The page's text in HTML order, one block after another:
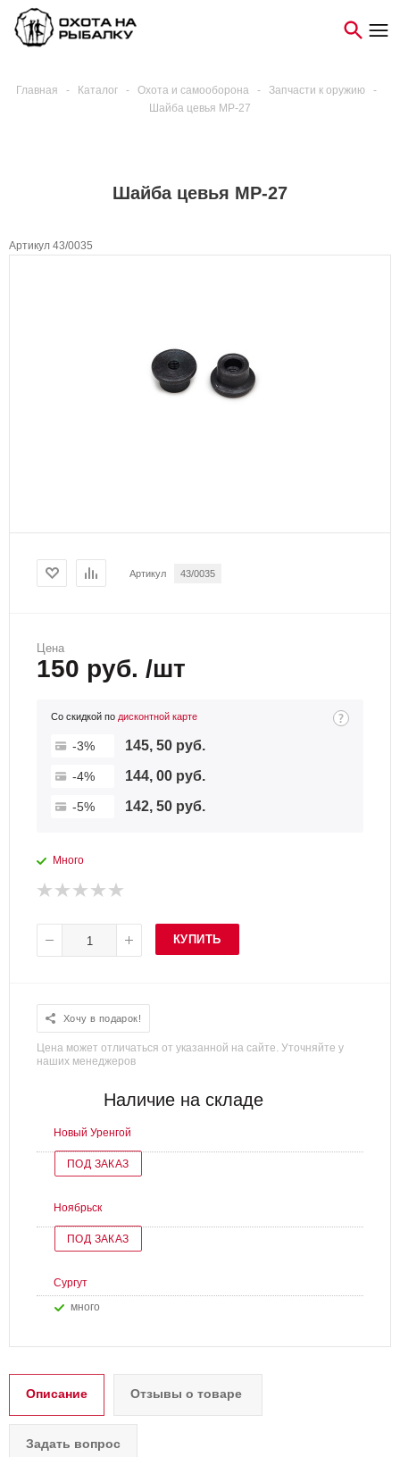
Главная - Каталог - Охота и самооборона - Запчасти к оружию
-
Шайба цевья МР-27
Шайба цевья МР-27
Артикул 43/0035
Артикул 43/0035
Цена
150 руб. /шт
Со скидкой по дисконтной карте
-3% 145, 50 руб.
-4% 144, 00 руб.
-5% 142, 50 руб.
Много
КУПИТЬ
Хочу в подарок!
Цена может отличаться от указанной на сайте. Уточняйте у
наших менеджеров
Наличие на складе
Новый Уренгой
ПОД ЗАКАЗ
Ноябрьск
ПОД ЗАКАЗ
Сургут
Много
Описание Отзывы о товаре
Задать вопрос